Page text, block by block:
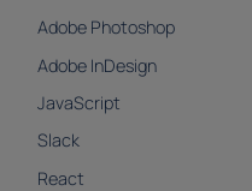
Adobe Photoshop
Adobe InDesign
JavaScript
Slack
React